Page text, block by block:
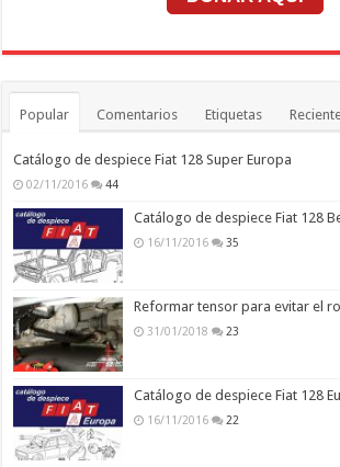
Popular Comentarios Etiquetas
Catálogo de despiece Fiat 128 Super Europa
02/11/2016 44
Catálogo de despiece Fiat 128
16/11/2016 35
Reformar tensor para evitar el
31/01/2018 23
Catálogo de despiece Fiat 128
16/11/2016 22